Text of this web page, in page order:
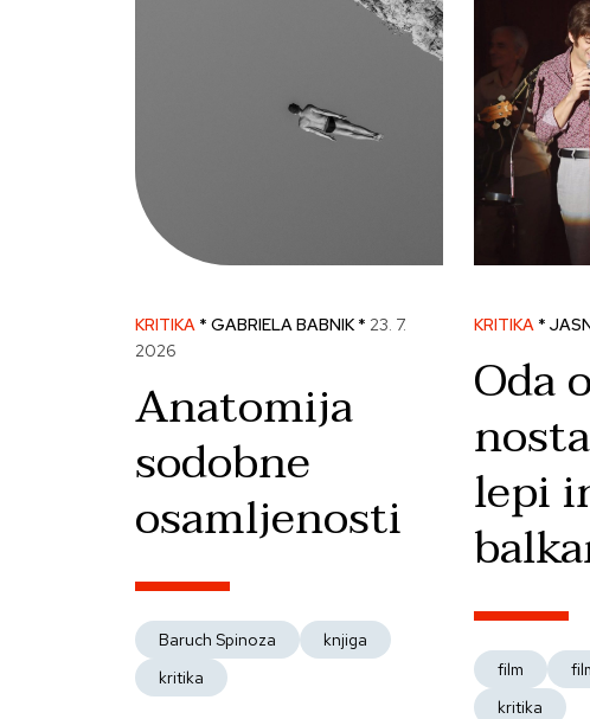
KRITIKA * GABRIELA BABNIK * 23. 7.
2026
Anatomija
sodobne
osamljenosti
Baruch Spinoza
knjiga
kritika
KRITIKA *
Oda o
lepi
film
kritika